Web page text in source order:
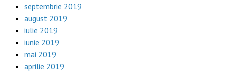
septembrie 2019
august 2019
iulie 2019
iunie 2019
mai 2019
aprilie 2019